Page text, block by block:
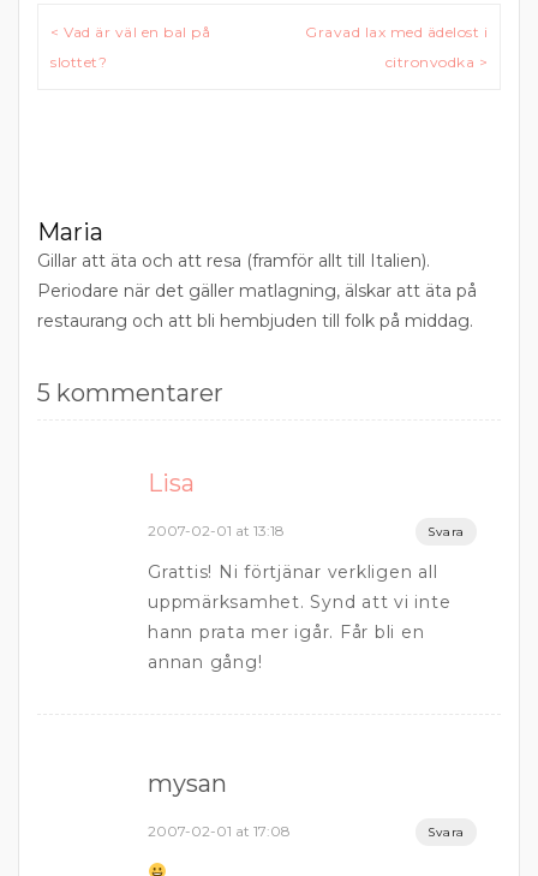
Inläggsnavigering
< Vad är väl en bal på
slottet?
Gravad lax med ädelost i
citronvodka >
Maria
Gillar att äta och att resa (framför allt till Italien).
Periodare när det gäller matlagning, älskar att äta på
restaurang och att bli hembjuden till folk på middag.
5 kommentarer
Lisa
2007-02-01 at 13:18 Svara
Grattis! Ni förtjänar verkligen all
uppmärksamhet. Synd att vi inte
hann prata mer igår. Får bli en
annan gång!
mysan
2007-02-01 at 17:08 Svara